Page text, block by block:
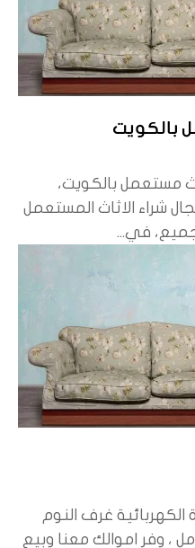
بالكويت
مستعمل بالكويت،
شراء الاثاث المستعمل
في...
الكهربائية غرف النوم
، وفر اموالك معنا وبيع